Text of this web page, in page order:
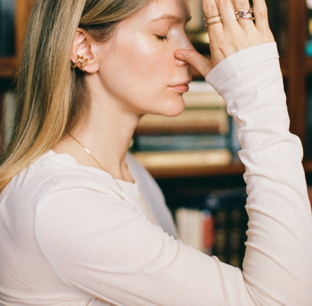
Украшения для меня — больше про талисманы,
артефакты, амулеты. Я никогда не воспринимала
их просто как какую-то красивую штучку. Это
всегда что-то большее. Каждое мое украшение
несет в себе состояние, намерение или какой-то
этап,который я проживаю. Особенно сейчас,
когда я глубже и тоньше чувствую свои
состояния, я программирую украшение на то, чем
хочется зарядиться. Это всегда мой способ
закрепитьвнутренний переход во внешней
форме. Когда я надеваю свои украшения,
я вспоминаю о своей силе, о любви и выборах,
которые делаю. Украшения — это всегда про
диалог с собой и воспоминания. Будь то металл
или полудрагоценные камни, всё это несёт
в себе супер-сильный энергетический заряд.